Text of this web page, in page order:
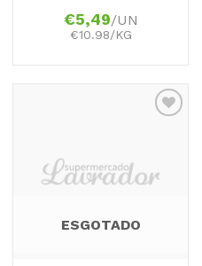
€5,49/UN
€10.98/KG
Favoritos
ESGOTADO